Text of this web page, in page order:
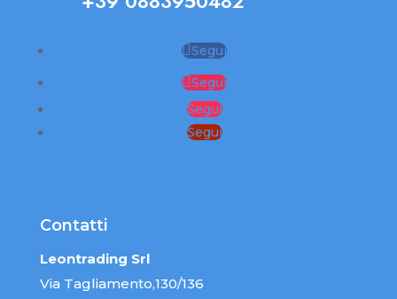
Segui
Segui
Segui
Segui
Contatti
Leontrading Srl
Via Tagliamento,130/136